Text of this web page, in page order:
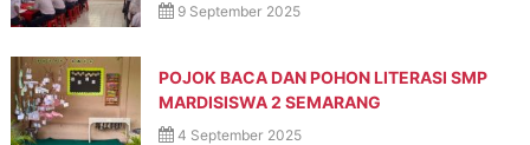
9 September 2025
POJOK BACA DAN POHON LITERASI SMP
MARDISISWA 2 SEMARANG
4 September 2025